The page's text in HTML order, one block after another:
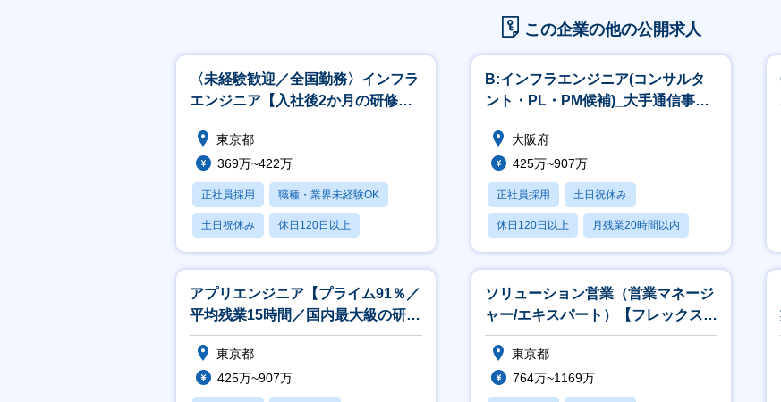
この企業の他の公開求人
〈未経験歓迎／全国勤務〉インフラ
エンジニア【入社後2か月の研修期
間／夜勤無／土日祝】
東京都
369万~422万
正社員採用 職種・業界未経験OK
土日祝休み 休日120日以上
月残業20時間以内
B:インフラエンジニア(コンサルタ
ント・PL・PM候補)_大手通信事業
グループ/大阪梅田勤務
大阪府
425万~907万
正社員採用 土日祝休み
休日120日以上 月残業20時間以内
賞与あり
アプリエンジニア【プライム91％／
平均残業15時間／国内最大級の研修
施設完備／キャリアパス豊富】
東京都
425万~907万
ソリューション営業（営業マネージ
ャー/エキスパート）【フレックス／
リモート可／世界30か国に展開】
東京都
764万~1169万